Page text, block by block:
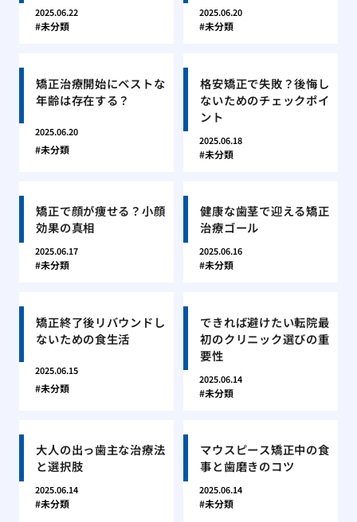
2025.06.22
未分類
2025.06.20
未分類
矯正治療開始にベストな
年齢は存在する？
2025.06.20
未分類
格安矯正で失敗？後悔し
ないためのチェックポイ
ント
2025.06.18
未分類
矯正で顔が痩せる？小顔
効果の真相
2025.06.17
未分類
健康な歯茎で迎える矯正
治療ゴール
2025.06.16
未分類
矯正終了後リバウンドし
ないための食生活
2025.06.15
未分類
できれば避けたい転院最
初のクリニック選びの重
要性
2025.06.14
未分類
大人の出っ歯主な治療法
と選択肢
2025.06.14
未分類
マウスピース矯正中の食
事と歯磨きのコツ
2025.06.14
未分類